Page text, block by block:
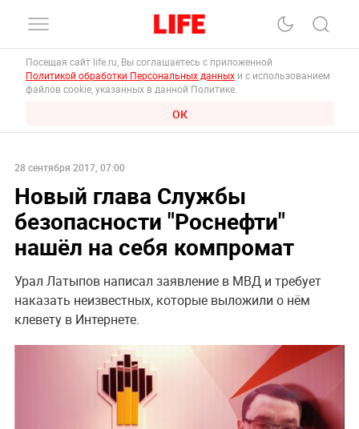
Посещая сайт life.ru, Вы соглашаетесь с приложенной
Политикой обработки Персональных данных и с использованием
файлов cookie, указанных в данной Политике.
ОК
28 сентября 2017, 07:00
Новый глава Службы
безопасности "Роснефти"
нашёл на себя компромат
Урал Латыпов написал заявление в МВД и требует
наказать неизвестных, которые выложили о нём
клевету в Интернете.